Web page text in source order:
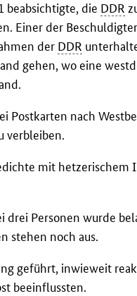
beabsichtigte, die DDR
Einer der
der DDR
gehen, wo eine
Postkarten nach
verbleiben.
mit
drei Personen wurde
stehen noch aus.
geführt, inwieweit
beeinflussten.